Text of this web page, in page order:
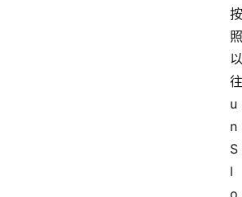
按
照
以
往
u
n
S
l
o